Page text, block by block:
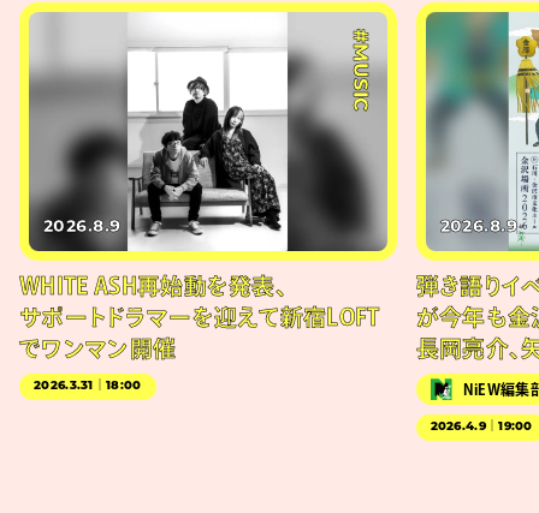
#MUSIC
2026.8.9
WHITE ASH再始動を発表、
サポートドラマーを迎えて新宿LOFT
でワンマン開催
2026.3.31｜18:00
2026.8.9
弾き語りイ
が今年も金
長岡亮介、
NiEW編集
2026.4.9｜19:00